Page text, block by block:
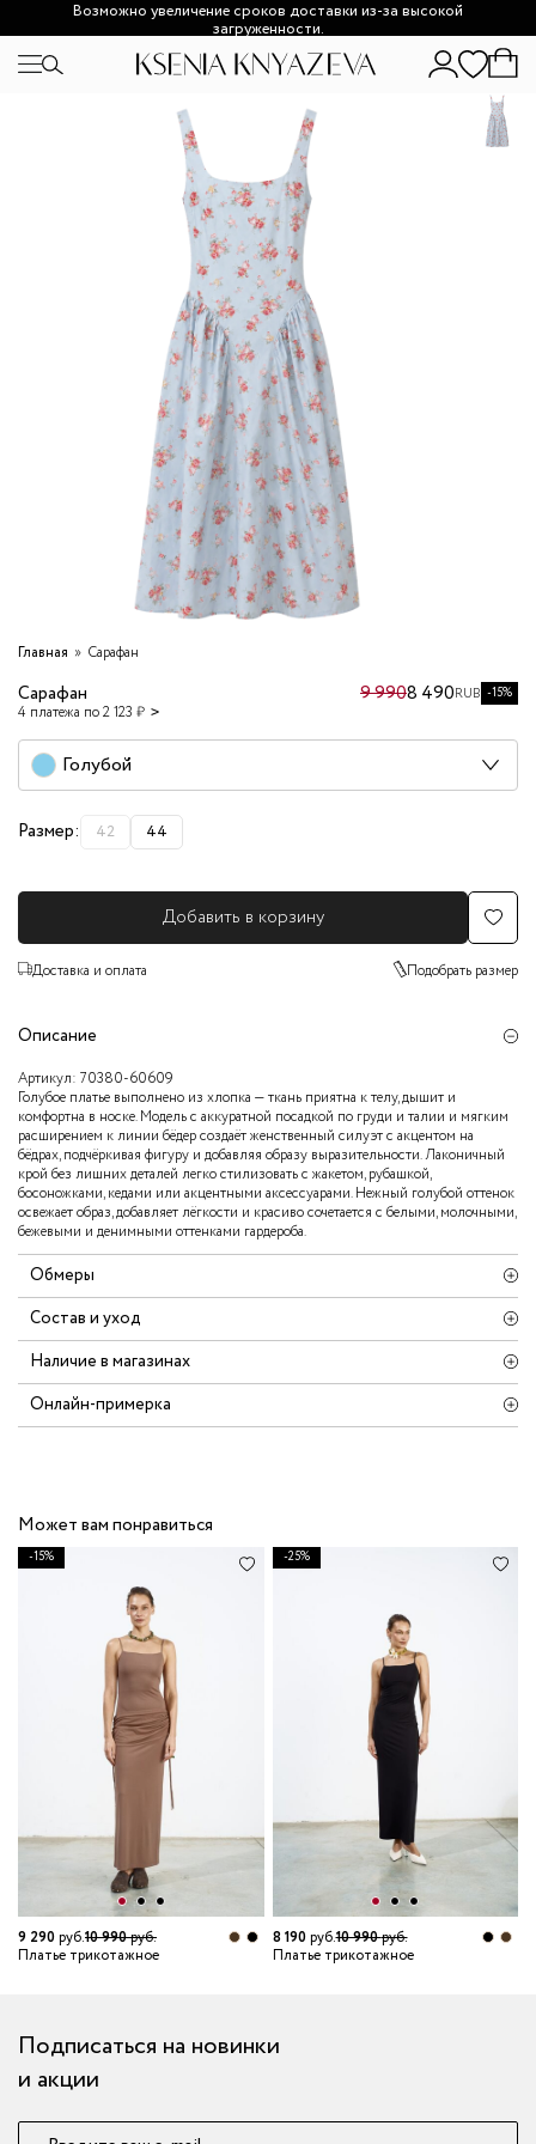
Возможно увеличение сроков доставки из-за высокой
загруженности.
Главная Сарафан
Сарафан
4 платежа по 2 123 ₽
9 9908 490RUB -15%
Голубой
Размер: 42 44
Добавить в корзину
Доставка и оплата Подобрать размер
Описание
Артикул: 70380-60609
Голубое платье выполнено из хлопка — ткань приятна к телу, дышит и
комфортна в носке. Модель с аккуратной посадкой по груди и талии и мягким
расширением к линии бёдер создаёт женственный силуэт с акцентом на
бёдрах, подчёркивая фигуру и добавляя образу выразительности. Лаконичный
крой без лишних деталей легко стилизовать с жакетом, рубашкой,
босоножками, кедами или акцентными аксессуарами. Нежный голубой оттенок
освежает образ, добавляет лёгкости и красиво сочетается с белыми, молочными,
бежевыми и денимными оттенками гардероба.
Обмеры
Состав и уход
Наличие в магазинах
Онлайн-примерка
Может вам понравиться
-15%
9 290руб.10 990руб.
Платье трикотажное
-25%
8 190руб.10 990руб.
Платье трикотажное
Подписаться на новинки
и акции